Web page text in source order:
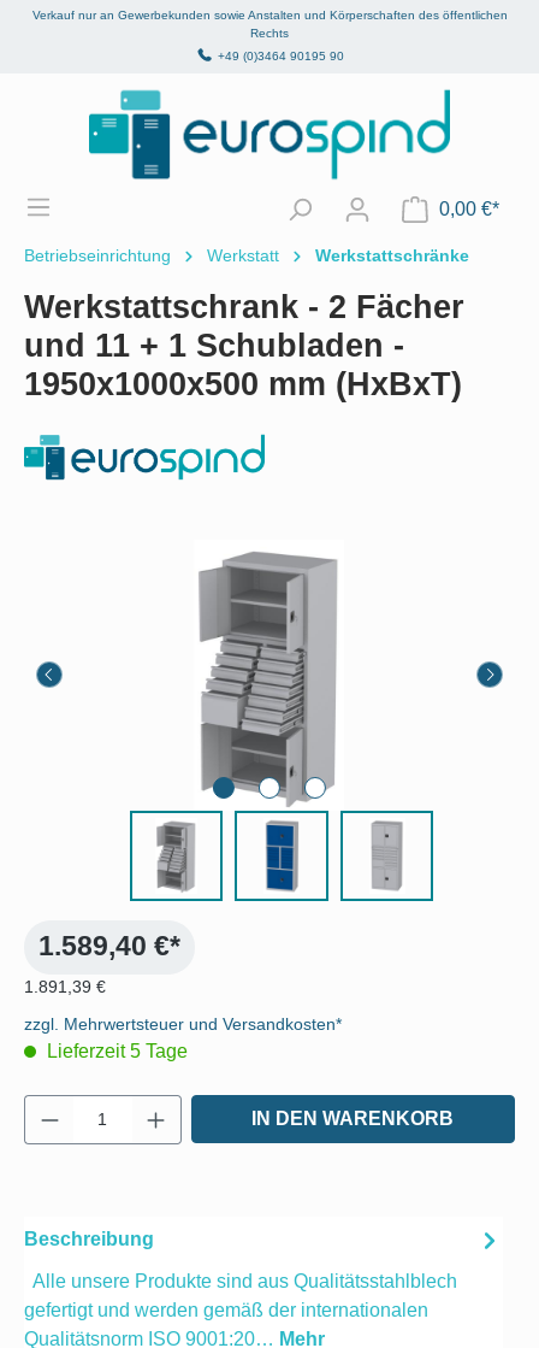
springen
Verkauf nur an Gewerbekunden sowie Anstalten und Körperschaften des öffentlichen
Rechts
+49 (0)3464 90195 90
0,00 €*
Betriebseinrichtung Werkstatt Werkstattschränke
Werkstattschrank - 2 Fächer
und 11 + 1 Schubladen -
1950x1000x500 mm (HxBxT)
1.589,40 €*
1.891,39 €
zzgl. Mehrwertsteuer und Versandkosten*
Lieferzeit 5 Tage
Produkt Anzahl: Gib den gewünschten
IN DEN WARENKORB
Beschreibung
Alle unsere Produkte sind aus Qualitätsstahlblech
gefertigt und werden gemäß der internationalen
Qualitätsnorm ISO 9001:20… Mehr